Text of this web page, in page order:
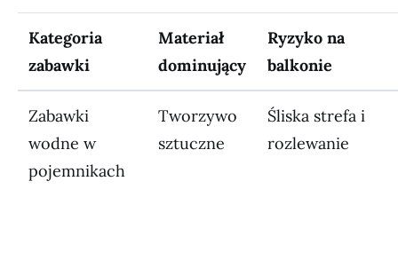
Kategoria
zabawki
Materiał
dominujący
Ryzyko na
balkonie
Zabawki
wodne w
pojemnikach
Tworzywo
sztuczne
Śliska strefa i
rozlewanie